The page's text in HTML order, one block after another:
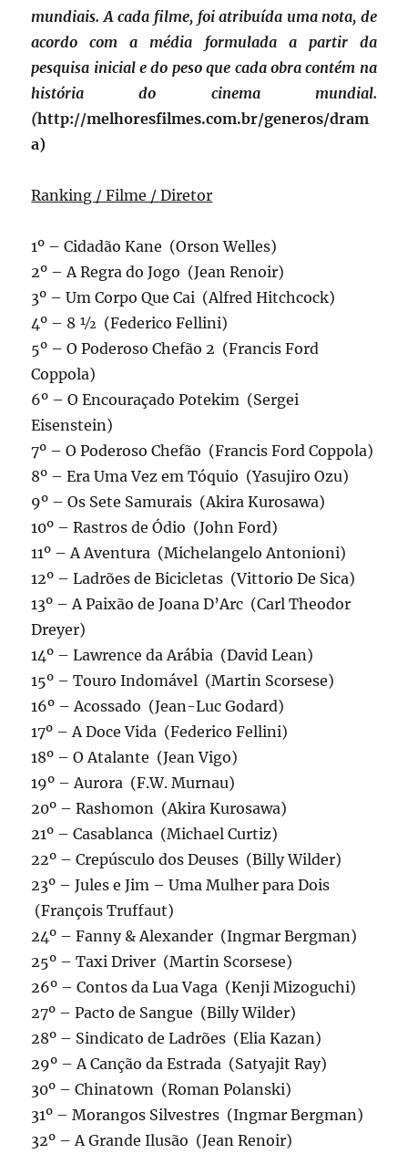
mundiais. A cada filme, foi atribuída uma nota, de
acordo com a média formulada a partir da
pesquisa inicial e do peso que cada obra contém na
história do cinema mundial.
(http://melhoresfilmes.com.br/generos/dram
a)
Ranking / Filme / Diretor
1º – Cidadão Kane (Orson Welles)
2º – A Regra do Jogo (Jean Renoir)
3º – Um Corpo Que Cai (Alfred Hitchcock)
4º – 8 ½ (Federico Fellini)
5º – O Poderoso Chefão 2 (Francis Ford
Coppola)
6º – O Encouraçado Potekim (Sergei
Eisenstein)
7º – O Poderoso Chefão (Francis Ford Coppola)
8º – Era Uma Vez em Tóquio (Yasujiro Ozu)
9º – Os Sete Samurais (Akira Kurosawa)
10º – Rastros de Ódio (John Ford)
11º – A Aventura (Michelangelo Antonioni)
12º – Ladrões de Bicicletas (Vittorio De Sica)
13º – A Paixão de Joana D’Arc (Carl Theodor
Dreyer)
14º – Lawrence da Arábia (David Lean)
15º – Touro Indomável (Martin Scorsese)
16º – Acossado (Jean-Luc Godard)
17º – A Doce Vida (Federico Fellini)
18º – O Atalante (Jean Vigo)
19º – Aurora (F.W. Murnau)
20º – Rashomon (Akira Kurosawa)
21º – Casablanca (Michael Curtiz)
22º – Crepúsculo dos Deuses (Billy Wilder)
23º – Jules e Jim – Uma Mulher para Dois
(François Truffaut)
24º – Fanny & Alexander (Ingmar Bergman)
25º – Taxi Driver (Martin Scorsese)
26º – Contos da Lua Vaga (Kenji Mizoguchi)
27º – Pacto de Sangue (Billy Wilder)
28º – Sindicato de Ladrões (Elia Kazan)
29º – A Canção da Estrada (Satyajit Ray)
30º – Chinatown (Roman Polanski)
31º – Morangos Silvestres (Ingmar Bergman)
32º – A Grande Ilusão (Jean Renoir)